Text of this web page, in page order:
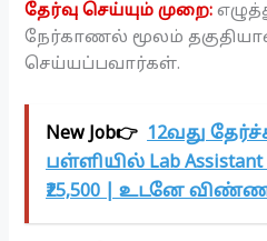
தேர்வு செய்யும் முறை:
நேர்காணல் மூலம்
செய்யப்பவார்கள்.
New Job👉 12வது
பள்ளியில் Lab
₹25,500 | உடனே